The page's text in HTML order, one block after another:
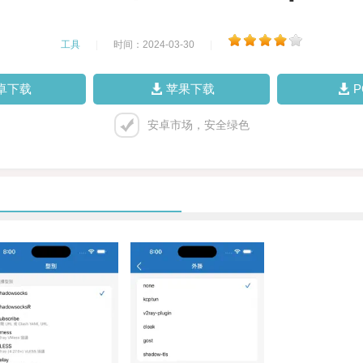
工具 时间：2024-03-30
下载 苹果下载
安卓市场，安全绿色